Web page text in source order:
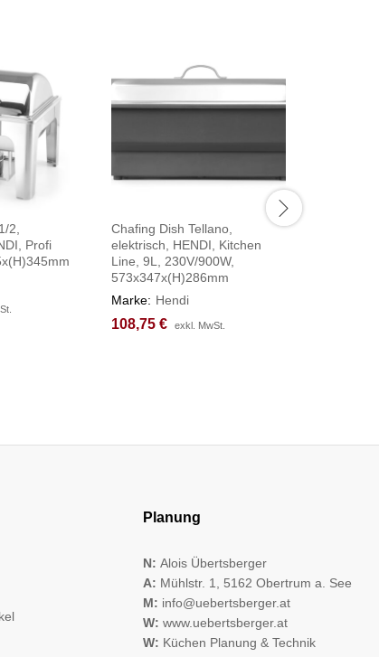
2,
Profi
Chafing Dish Tellano,
elektrisch, HENDI, Kitchen
Line, 9L, 230V/900W,
573x347x(H)286mm
Marke: Hendi
108,75 € exkl. MwSt.
108,75 € exkl. MwSt.
Planung
N: Alois Übertsberger
A: Mühlstr. 1, 5162 Obertrum a. See
M: info@uebertsberger.at
W: www.uebertsberger.at
W: Küchen Planung & Technik